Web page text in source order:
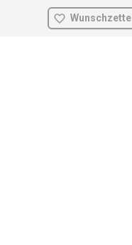
Zum
Wunschzettel